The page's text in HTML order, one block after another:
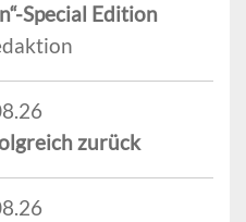
Special Edition
zurück